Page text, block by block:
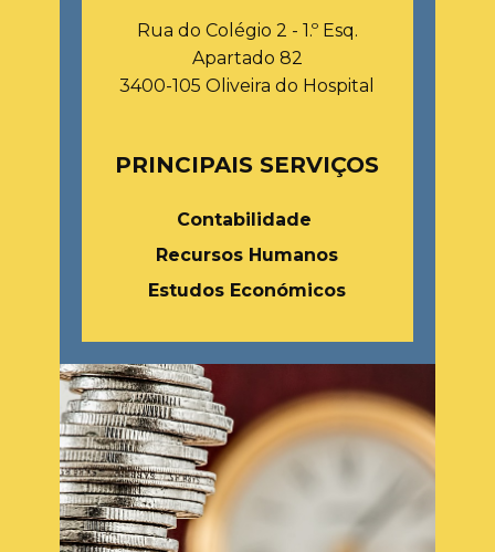
Rua do Colégio 2 - 1.º Esq.
Apartado 82
3400-105 Oliveira do Hospital
PRINCIPAIS SERVIÇOS
Contabilidade
Recursos Humanos
Estudos Económicos